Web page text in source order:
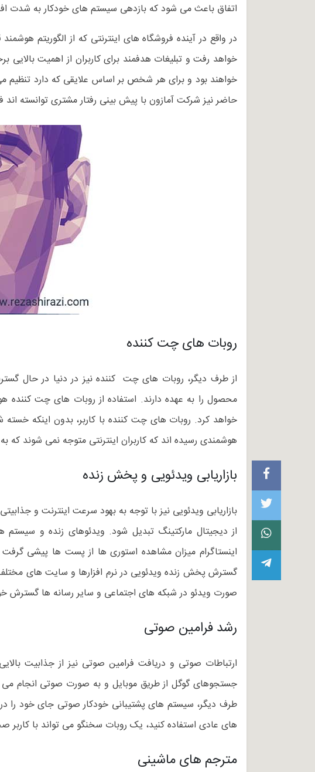
اتفاق باعث می شود که بازدهی سیستم های خودکار به شدت
در واقع در آینده فروشگاه های اینترنتی که از الگوریتم
خواهد رفت و تبلیغات هدفمند برای کاربران از اهمیت
خواهند بود و برای هر شخص بر اساس علایقی که دارد تنظیم
حاضر نیز شرکت آمازون با پیش بینی رفتار مشتری توانسته اند
روبات های چت کننده
از طرف دیگر، روبات های چت کننده نیز در دنیا در حال
محصول را به عهده دارند. استفاده از روبات های چت کننده
خواهد کرد. روبات های چت کننده با کاربر، بدون اینکه خسته
هوشمندی رسیده اند که کاربران اینترنتی متوجه نمی شوند
بازاریابی ویدئویی و پخش زنده
بازاریابی ویدئویی نیز با توجه به بهود سرعت اینترنت و
اینستاگرام میزان مشاهده استوری ها از پست ها پیشی
گسترش پخش زنده ویدئویی در نرم افزارها و سایت های
صورت ویدئو در شبکه های اجتماعی و سایر رسانه ها گسترش
رشد فرامین صوتی
جستجوهای گوگل از طریق موبایل و به صورت صوتی انجام
طرف دیگر، سیستم های پشتیبانی خودکار صوتی جای خود را
های عادی استفاده کنید، یک روبات سخنگو می تواند با کاربر
مترجم های ماشینی